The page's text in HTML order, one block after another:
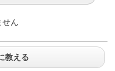
せん
教える